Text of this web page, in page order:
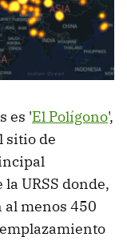
es 'El Polígono',
sitio de
URSS donde,
menos 450